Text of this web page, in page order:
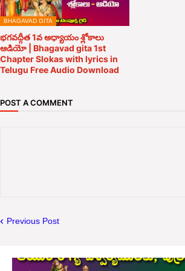
BHAGAVAD GITA
భగవద్గీత 1వ అధ్యాయం శ్లోకాలు
ఆడియో | Bhagavad gita 1st
Chapter Slokas with lyrics in
Telugu Free Audio Download
POST A COMMENT
Previous Post